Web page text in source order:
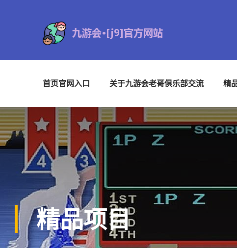
首页官网入口 关于九游会老哥俱乐部交流 精
精品项目